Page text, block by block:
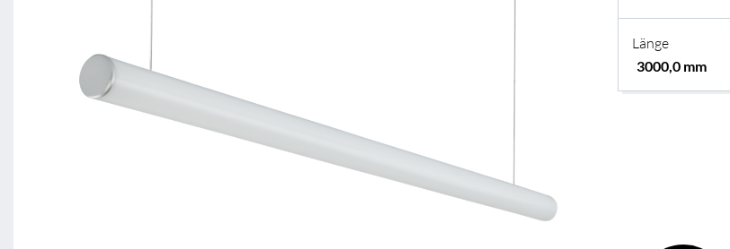
BL Shine XConfig - Sie stellen Ihr Produkt nach Ihren Wünschen
zusammen
BL Netzteile
BL Netzteile
Länge